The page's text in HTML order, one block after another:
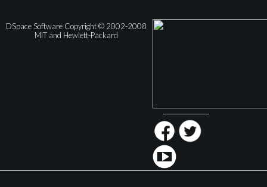
DSpace Software Copyright © 2002-2008
MIT and Hewlett-Packard